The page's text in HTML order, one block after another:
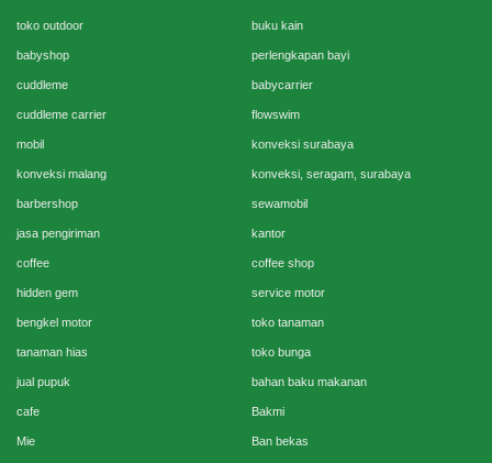
toko outdoor buku kain
babyshop perlengkapan bayi
cuddleme babycarrier
cuddleme carrier flowswim
mobil konveksi surabaya
konveksi malang konveksi, seragam, surabaya
barbershop sewamobil
jasa pengiriman kantor
coffee coffee shop
hidden gem service motor
bengkel motor toko tanaman
tanaman hias toko bunga
jual pupuk bahan baku makanan
cafe Bakmi
Mie Ban bekas